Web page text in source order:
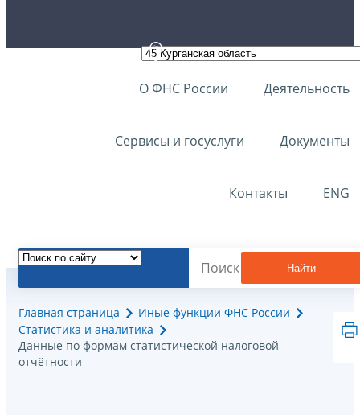
О ФНС России Деятельность
Сервисы и госуслуги Документы
Контакты ENG
Найти
Главная страница
Иные функции ФНС России
Статистика и аналитика
Данные по формам статистической налоговой
отчётности